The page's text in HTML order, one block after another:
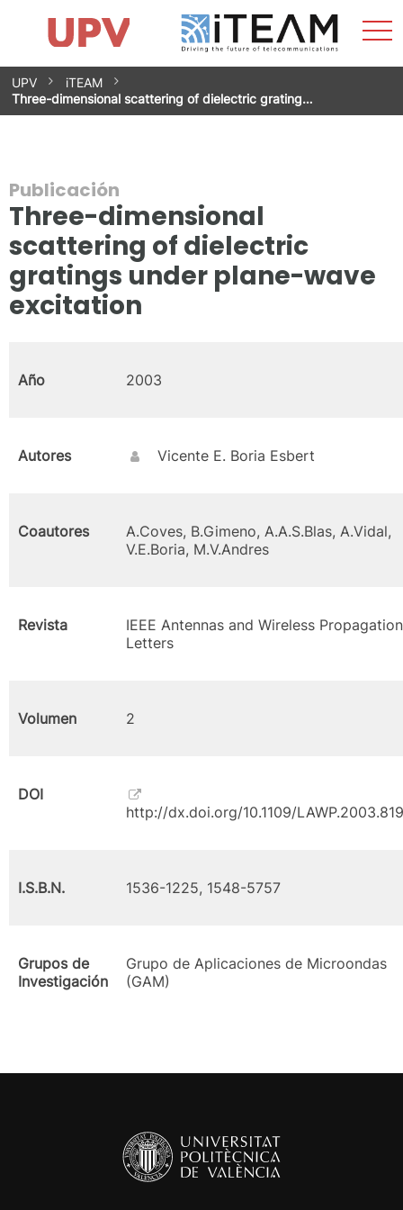
Saltar
contenido
Impacto
Grupos de investigación
Instalaciones
Spin-offs
Contacto
Prácticas
Noticias
Unidad de Igualdad
UPV
iTEAM
Three-dimensional scattering of dielectric grating…
Publicación
Three-dimensional
scattering of dielectric
gratings under plane-wave
excitation
Año 2003
Autores Vicente E. Boria Esbert
Coautores
A.Coves, B.Gimeno, A.A.S.Blas, A.Vidal,
V.E.Boria, M.V.Andres
Revista
IEEE Antennas and Wireless Propagation
Letters
Volumen 2
DOI
http://dx.doi.org/10.1109/
I.S.B.N. 1536-1225, 1548-5757
Grupos de
Investigación
Grupo de Aplicaciones de Microondas
(GAM)